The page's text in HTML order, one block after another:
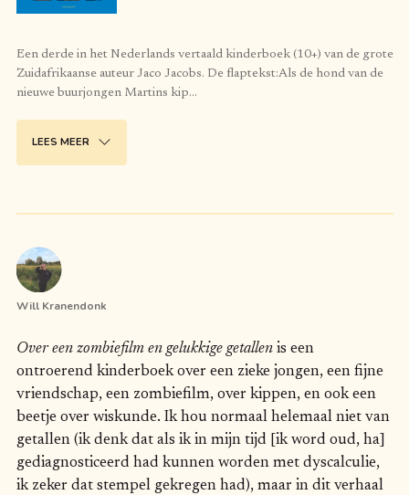
Een derde in het Nederlands vertaald kinderboek (10+) van de grote
Zuidafrikaanse auteur Jaco Jacobs. De flaptekst:Als de hond van de
nieuwe buurjongen Martins kip…
LEES MEER
Will Kranendonk
Over een zombiefilm en gelukkige getallen is een
ontroerend kinderboek over een zieke jongen, een fijne
vriendschap, een zombiefilm, over kippen, en ook een
beetje over wiskunde. Ik hou normaal helemaal niet van
getallen (ik denk dat als ik in mijn tijd [ik word oud, ha]
gediagnosticeerd had kunnen worden met dyscalculie,
ik zeker dat stempel gekregen had), maar in dit verhaal